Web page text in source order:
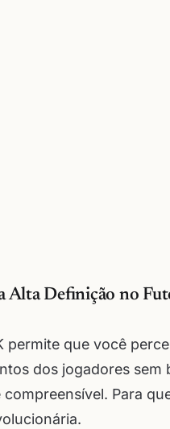
Alta Definição no
permite que você
dos jogadores
Para